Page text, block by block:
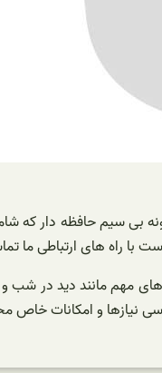
بی سیم حافظه دار که
با راه های ارتباطی ما
مهم مانند دید
نیازها و امکانات